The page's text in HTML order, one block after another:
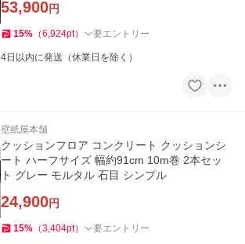
53,900円
15% （6,924pt） 要エントリー
4日以内に発送（休業日を除く）
壁紙屋本舗
クッションフロア コンクリート クッションシ
ート ハーフサイズ 幅約91cm 10m巻 2本セッ
ト グレー モルタル 石目 シンプル
24,900円
15% （3,404pt） 要エントリー